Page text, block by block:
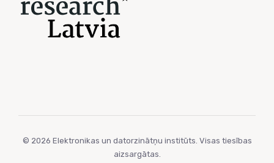
© 2026 Elektronikas un datorzinātņu institūts. Visas tiesības
aizsargātas.